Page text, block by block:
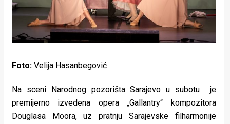
Za
stolom
pokretu
Ideje
Foto: Velija Hasanbegović
Na sceni Narodnog pozorišta Sarajevo u subotu je
premijerno izvedena opera „Gallantry“ kompozitora
Douglasa Moora, uz pratnju Sarajevske filharmonije